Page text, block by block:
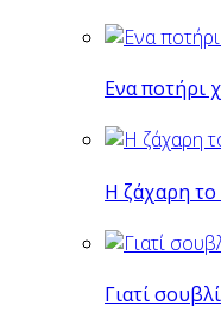
Eνα ποτήρι
Η ζάχαρη το
Γιατί